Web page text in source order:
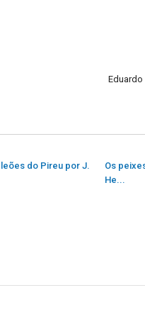
Eduardo
leões do Pireu por J.
Os
He...